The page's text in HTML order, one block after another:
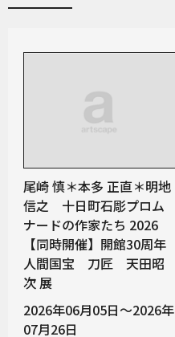
尾崎 慎＊本多 正直＊明地
信之 十日町石彫プロム
ナードの作家たち 2026
【同時開催】開館30周年
人間国宝 刀匠 天田昭
次 展
2026年06月05日～2026年
07月26日